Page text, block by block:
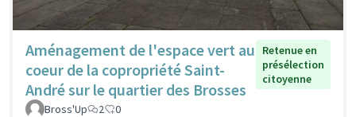
Aménagement de l'espace vert au
coeur de la copropriété Saint-
André sur le quartier des Brosses
Retenue en
présélection
citoyenne
Bross'Up 2 0